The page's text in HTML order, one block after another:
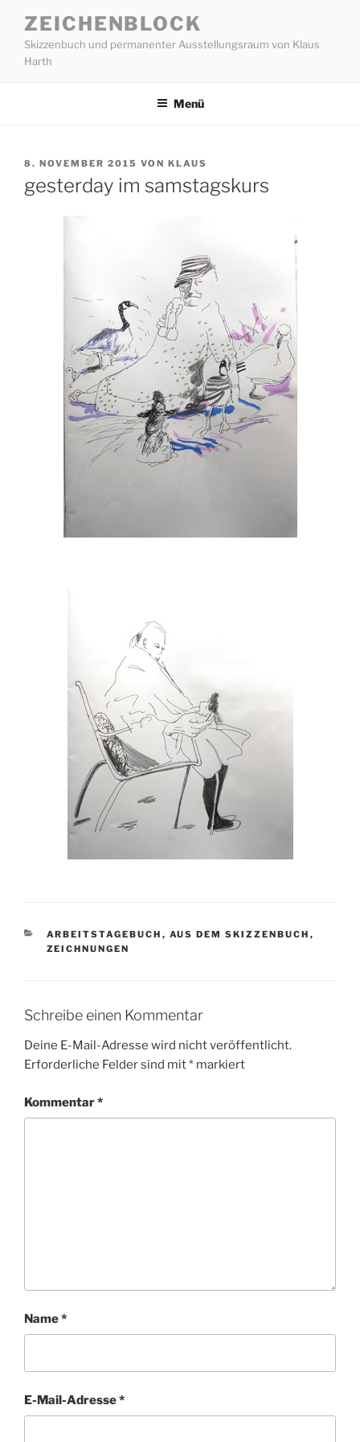
Inhalt
springen
ZEICHENBLOCK
Skizzenbuch und permanenter Ausstellungsraum von Klaus
Harth
Menü
VERÖFFENTLICHT
8. NOVEMBER 2015 VON KLAUS
gesterday im samstagskurs
KATEGORIEN
ARBEITSTAGEBUCH , AUS DEM SKIZZENBUCH ,
ZEICHNUNGEN
Schreibe einen Kommentar
Deine E-Mail-Adresse wird nicht veröffentlicht.
Erforderliche Felder sind mit* markiert
Kommentar*
Name*
E-Mail-Adresse*